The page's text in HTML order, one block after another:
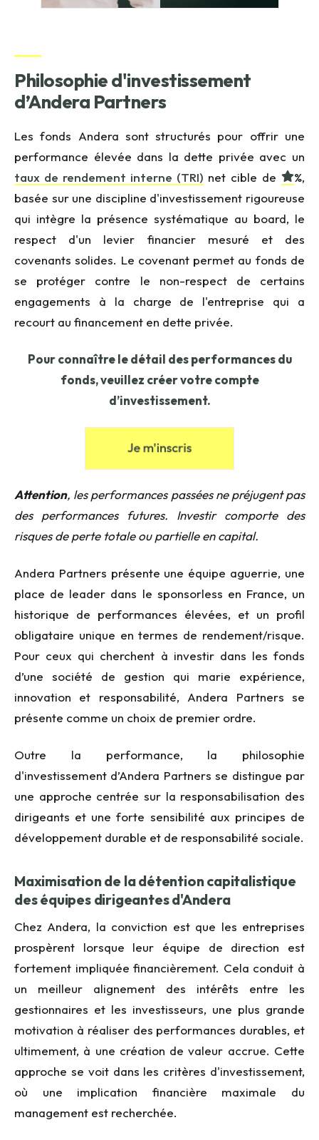
Philosophie d'investissement
d’Andera Partners
Les fonds Andera sont structurés pour offrir une
performance élevée dans la dette privée avec un
taux de rendement interne (TRI) net cible de
%,
basée sur une discipline d'investissement rigoureuse
qui intègre la présence systématique au board, le
respect d'un levier financier mesuré et des
covenants solides. Le covenant permet au fonds de
se protéger contre le non-respect de certains
engagements à la charge de l'entreprise qui a
recourt au financement en dette privée.
Pour connaître le détail des performances du
fonds, veuillez créer votre compte
d’investissement.
Attention, les performances passées ne préjugent pas
des performances futures. Investir comporte des
risques de perte totale ou partielle en capital.
Andera Partners présente une équipe aguerrie, une
place de leader dans le sponsorless en France, un
historique de performances élevées, et un profil
obligataire unique en termes de rendement/risque.
Pour ceux qui cherchent à investir dans les fonds
d’une société de gestion qui marie expérience,
innovation et responsabilité, Andera Partners se
présente comme un choix de premier ordre.
Outre la performance, la philosophie
d'investissement d’Andera Partners se distingue par
une approche centrée sur la responsabilisation des
dirigeants et une forte sensibilité aux principes de
développement durable et de responsabilité sociale.
Maximisation de la détention capitalistique
des équipes dirigeantes d'Andera
Chez Andera, la conviction est que les entreprises
prospèrent lorsque leur équipe de direction est
fortement impliquée financièrement. Cela conduit à
un meilleur alignement des intérêts entre les
gestionnaires et les investisseurs, une plus grande
motivation à réaliser des performances durables, et
ultimement, à une création de valeur accrue. Cette
approche se voit dans les critères d'investissement,
où une implication financière maximale du
management est recherchée.